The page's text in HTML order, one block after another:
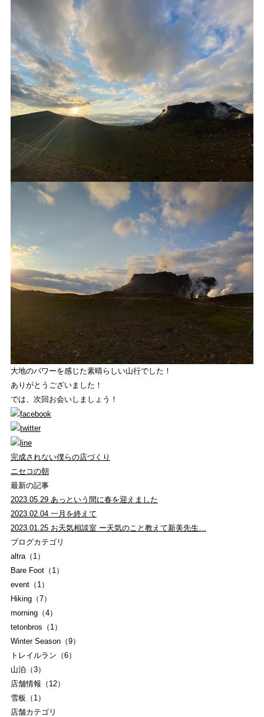
大地のパワーを感じた素晴らしい山行でした！
ありがとうございました！
では、次回お会いしましょう！
完成されない僕らの店づくり
ニセコの朝
最新の記事
2023.05.29 あっという間に春を迎えました
2023.02.04 一月を終えて
2023.01.25 お天気相談室 ー天気のこと教えて新美先生…
ブログカテゴリ
altra（1）
Bare Foot（1）
event（1）
Hiking（7）
morning（4）
tetonbros（1）
Winter Season（9）
トレイルラン（6）
山泊（3）
店舗情報（12）
雪板（1）
店舗カテゴリ